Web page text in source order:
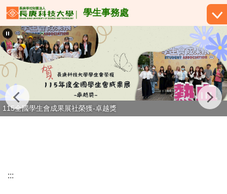
跳
到
主
要
內
容
學生事務處
115全國學生會成果展社榮獲-卓越獎
:::